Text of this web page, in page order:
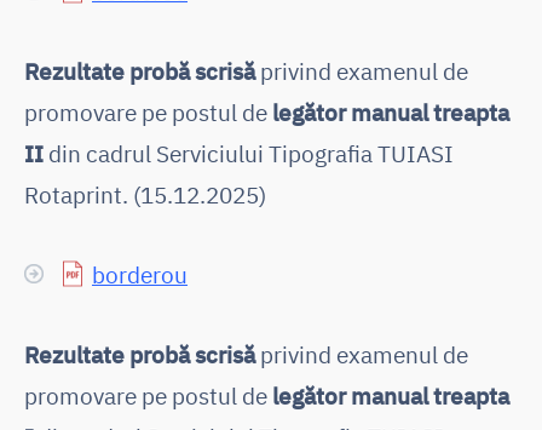
Rezultate probă scrisăprivind examenul de
promovare pe postul de legător manual treapta
II din cadrul Serviciului Tipografia TUIASI
Rotaprint. (15.12.2025)
borderou
Rezultate probă scrisăprivind examenul de
promovare pe postul de legător manual treapta